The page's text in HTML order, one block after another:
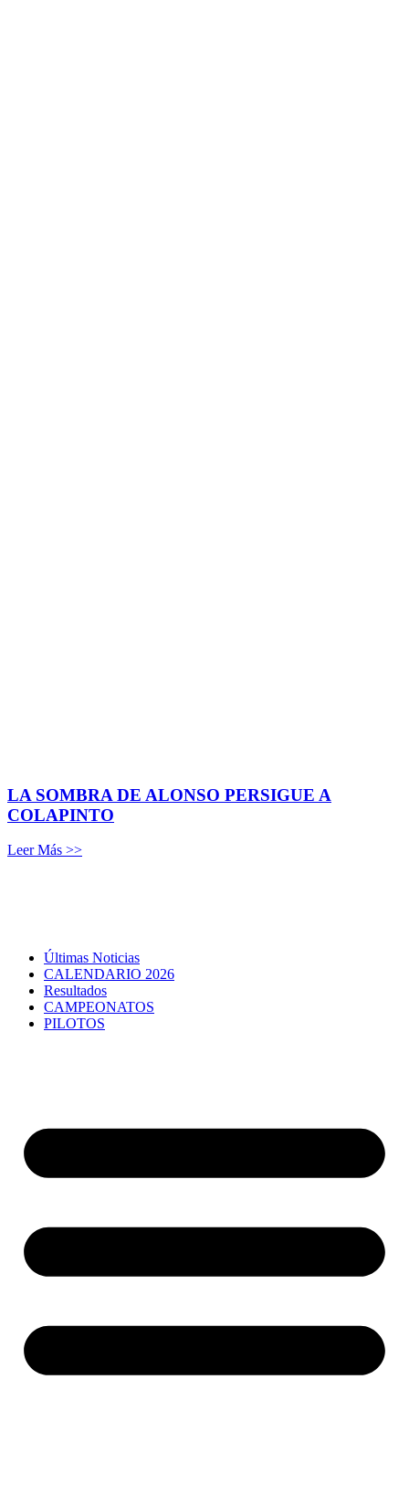
LA SOMBRA DE ALONSO PERSIGUE A
COLAPINTO
Leer Más >>
Últimas Noticias
CALENDARIO 2026
Resultados
CAMPEONATOS
PILOTOS